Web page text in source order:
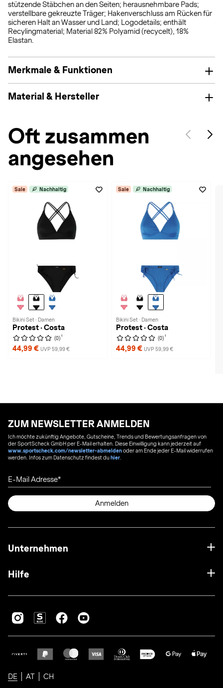
stützende Stäbchen an den Seiten; herausnehmbare Pads;
verstellbare gekreuzte Träger; Hakenverschluss am Rücken für
sicheren Halt an Wasser und Land; Logodetails; enthält
Recylingmaterial; Material 82% Polyamid (recycelt), 18%
Elastan.
Merkmale & Funktionen
Material & Hersteller
Oft zusammen
angesehen
Sale Nachhaltig
Bikini Set · Damen
Protest · Costa
(0) 1
44,99 € UVP 59,99 €
Sale Nachhaltig
Bikini Set · Damen
Protest · Costa
(0) 1
44,99 € UVP 59,99 €
ZUM NEWSLETTER ANMELDEN
Ich möchte zukünftig Angebote, Gutscheine, Trends und Bewertungsanfragen von
der SportScheck GmbH per E-Mail erhalten. Diese Einwilligung kann jederzeit auf
www.sportscheck.com/newsletter-abmeldenoder am Ende jeder E-Mail widerrufen
werden. Infos zum Datenschutz findest duhier
E-Mail Adresse
Anmelden
Unternehmen
Hilfe
DE AT CH